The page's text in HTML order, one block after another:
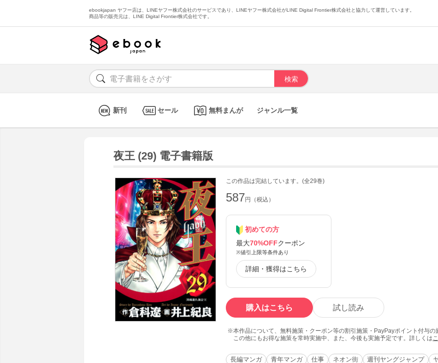
ebookjapan ヤフー店は、LINEヤフー株式会社のサービスであり、LINEヤフー株式会社がLINE Digital Frontier株式会社と協力して運営しています。
商品等の販売元は、LINE Digital Frontier株式会社です。
新刊 セール 無料まんが ジャンル一覧
夜王 (29) 電子書籍版
この作品は完結しています。(全29巻)
587円（税込）
初めての方
最大70%OFFクーポン
※値引上限等条件あり
詳細・獲得はこちら
購入はこちら 試し読み
本作品について、無料施策・クーポン等の割引施策・PayPayポイント付与
この他にもお得な施策を常時実施中、また、今後も実施予定です。詳しくは
長編マンガ 青年マンガ 仕事 ネオン街 週刊ヤングジャンプ